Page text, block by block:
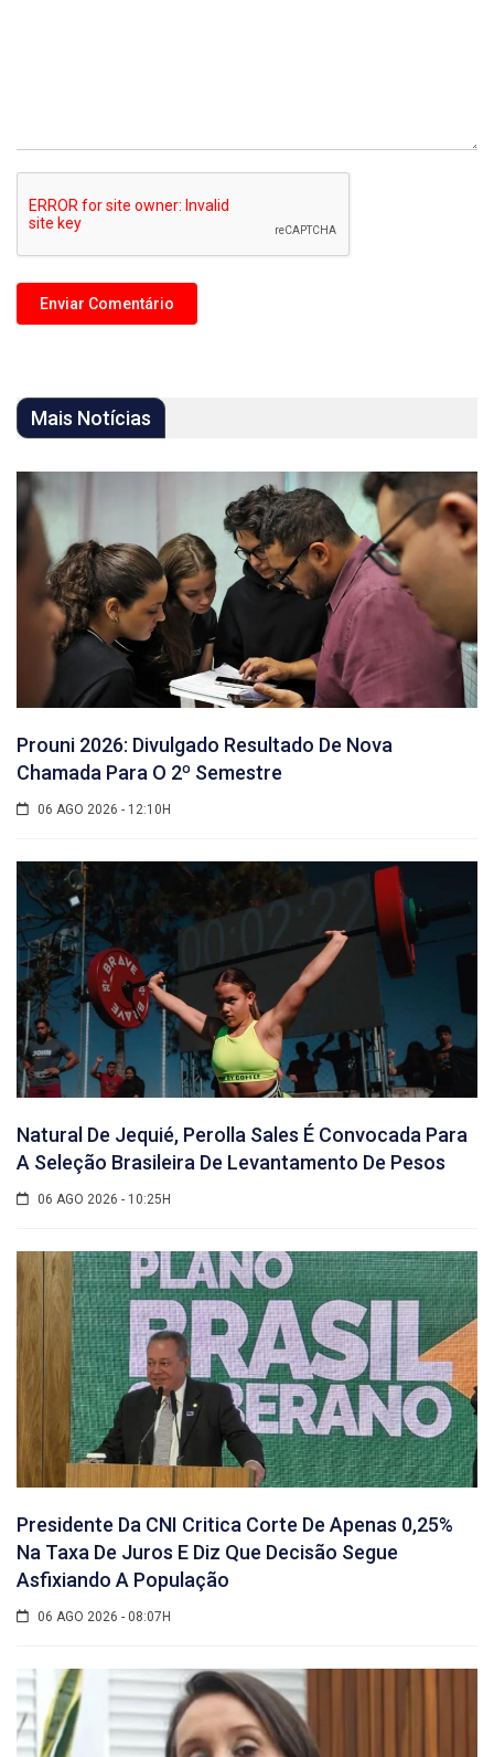
Mais Notícias
Prouni 2026: Divulgado Resultado De Nova
Chamada Para O 2º Semestre
06 AGO 2026 - 12:10H
Natural De Jequié, Perolla Sales É Convocada Para
A Seleção Brasileira De Levantamento De Pesos
06 AGO 2026 - 10:25H
Presidente Da CNI Critica Corte De Apenas 0,25%
Na Taxa De Juros E Diz Que Decisão Segue
Asfixiando A População
06 AGO 2026 - 08:07H